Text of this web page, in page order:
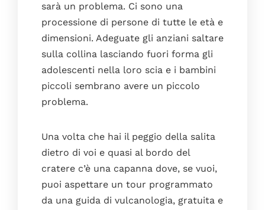
sarà un problema. Ci sono una
processione di persone di tutte le età e
dimensioni. Adeguate gli anziani saltare
sulla collina lasciando fuori forma gli
adolescenti nella loro scia e i bambini
piccoli sembrano avere un piccolo
problema.
Una volta che hai il peggio della salita
dietro di voi e quasi al bordo del
cratere c’è una capanna dove, se vuoi,
puoi aspettare un tour programmato
da una guida di vulcanologia, gratuita e